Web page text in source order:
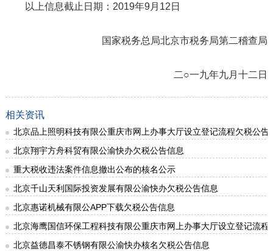
以上信息截止日期：2019年9月12日
国家税务总局北京市税务局第二稽查局
二○一九年九月十二日
相关资讯
北京品上照明科技有限公重庆市网上办事大厅设立登记流程欠税公告
北京翔宇方舟科贸有限公渝快办欠税公告信息
重大税收违法案件信息撤出公布的核名公示
北京千山天利国际投资发展有限公渝快办欠税公告信息
北京惠诺机械有限公APP下载欠税公告信息
北京海鹰国信环保工程科技有限公重庆市网上办事大厅设立登记流程
北京益德昌泰不锈钢有限公渝快办核名欠税公告信息